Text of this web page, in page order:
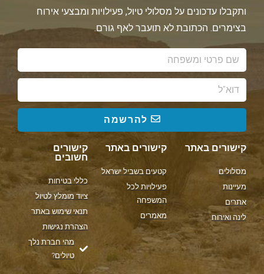
ותקבלו עדכונים על מסלולי טיול, פעילויות ומבצעי אירוח
בצימרים. הכתובת לא תועבר לאף גורם.
להרשמה
קישורים באתר
מסלולים
מעיינות
אתרים
לינה ואירוח
קישורים באתר
קטעים בשביל ישראל
פעילויות לכל
המשפחה
מאמרים
קישורים
חשובים
כללי בטיחות
ציוד מומלץ לטיול
תנאי שימוש באתר
הצהרת נגישות
מהי חברת נלך
טיולים?